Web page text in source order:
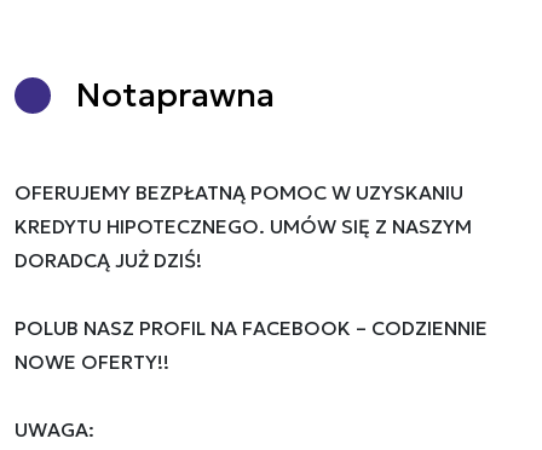
Notaprawna
OFERUJEMY BEZPŁATNĄ POMOC W UZYSKANIU
KREDYTU HIPOTECZNEGO. UMÓW SIĘ Z NASZYM
DORADCĄ JUŻ DZIŚ!
POLUB NASZ PROFIL NA FACEBOOK – CODZIENNIE
NOWE OFERTY!!
UWAGA: